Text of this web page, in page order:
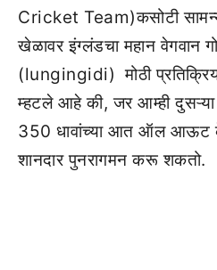
Cricket Team)कसोटी
खेळावर इंग्लंडचा महान वेगवान
(lungingidi) मोठी
म्हटले आहे की, जर आम्ही दुसऱ्या
350 धावांच्या आत ऑल आऊट
शानदार पुनरागमन करू शकतो.